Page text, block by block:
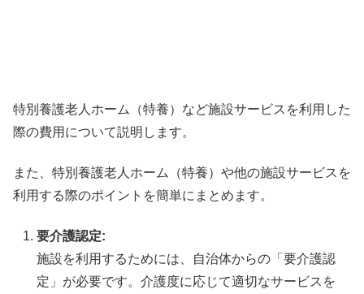
特別養護老人ホーム（特養）など施設サービスを利用した
際の費用について説明します。
また、特別養護老人ホーム（特養）や他の施設サービスを
利用する際のポイントを簡単にまとめます。
要介護認定:
施設を利用するためには、自治体からの「要介護認
定」が必要です。介護度に応じて適切なサービスを